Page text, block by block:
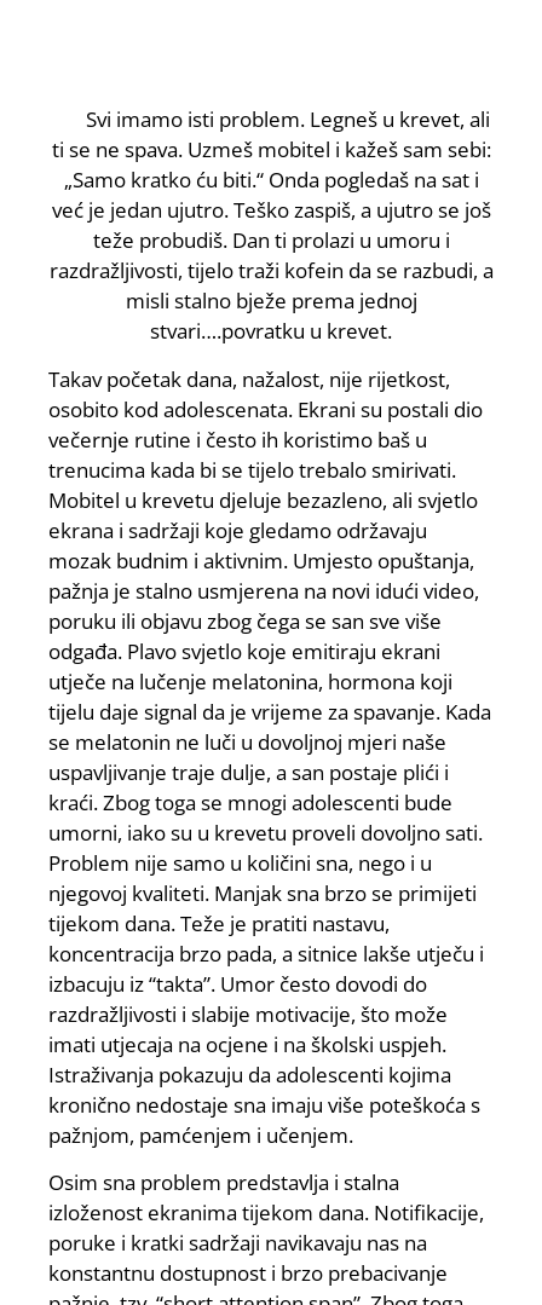
Svi imamo isti problem. Legneš u krevet, ali
ti se ne spava. Uzmeš mobitel i kažeš sam sebi:
„Samo kratko ću biti.“ Onda pogledaš na sat i
već je jedan ujutro. Teško zaspiš, a ujutro se još
teže probudiš. Dan ti prolazi u umoru i
razdražljivosti, tijelo traži kofein da se razbudi, a
misli stalno bježe prema jednoj
stvari….povratku u krevet.
Takav početak dana, nažalost, nije rijetkost,
osobito kod adolescenata. Ekrani su postali dio
večernje rutine i često ih koristimo baš u
trenucima kada bi se tijelo trebalo smirivati.
Mobitel u krevetu djeluje bezazleno, ali svjetlo
ekrana i sadržaji koje gledamo održavaju
mozak budnim i aktivnim. Umjesto opuštanja,
pažnja je stalno usmjerena na novi idući video,
poruku ili objavu zbog čega se san sve više
odgađa. Plavo svjetlo koje emitiraju ekrani
utječe na lučenje melatonina, hormona koji
tijelu daje signal da je vrijeme za spavanje. Kada
se melatonin ne luči u dovoljnoj mjeri naše
uspavljivanje traje dulje, a san postaje plići i
kraći. Zbog toga se mnogi adolescenti bude
umorni, iako su u krevetu proveli dovoljno sati.
Problem nije samo u količini sna, nego i u
njegovoj kvaliteti. Manjak sna brzo se primijeti
tijekom dana. Teže je pratiti nastavu,
koncentracija brzo pada, a sitnice lakše utječu i
izbacuju iz “takta”. Umor često dovodi do
razdražljivosti i slabije motivacije, što može
imati utjecaja na ocjene i na školski uspjeh.
Istraživanja pokazuju da adolescenti kojima
kronično nedostaje sna imaju više poteškoća s
pažnjom, pamćenjem i učenjem.
Osim sna problem predstavlja i stalna
izloženost ekranima tijekom dana. Notifikacije,
poruke i kratki sadržaji navikavaju nas na
konstantnu dostupnost i brzo prebacivanje